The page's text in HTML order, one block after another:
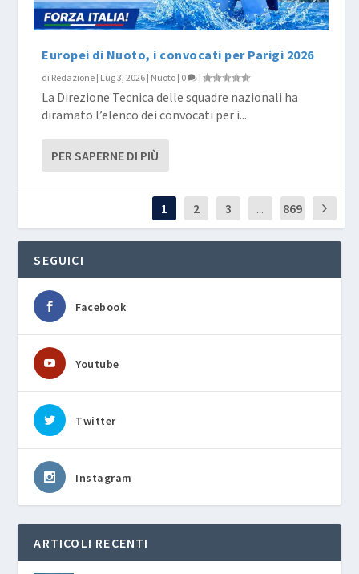
Europei di Nuoto, i convocati per Parigi 2026
di Redazione | Lug 3, 2026 | Nuoto | 0 |
La Direzione Tecnica delle squadre nazionali ha
diramato l’elenco dei convocati per i...
PER SAPERNE DI PIÙ
1 2 3 ... 869
SEGUICI
Facebook
Youtube
Twitter
Instagram
ARTICOLI RECENTI